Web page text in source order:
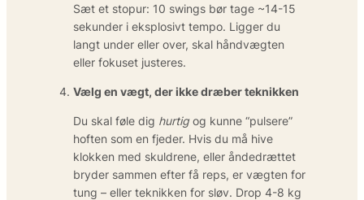
Sæt et stopur: 10 swings bør tage ~14-15
sekunder i eksplosivt tempo. Ligger du
langt under eller over, skal håndvægten
eller fokuset justeres.
Vælg en vægt, der ikke dræber teknikken
Du skal føle dig hurtigog kunne “pulsere”
hoften som en fjeder. Hvis du må hive
klokken med skuldrene, eller åndedrættet
bryder sammen efter få reps, er vægten for
tung – eller teknikken for sløv. Drop 4-8 kg